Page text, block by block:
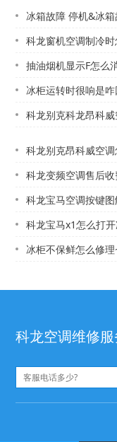
冰箱故障 停机&冰
科龙窗机空调制冷时怎会排出热
抽油烟机显示F怎么消除）抽
冰柜运转时很响是
科龙别克科龙昂科威空调怎么别克车空调
科龙别克昂科威空调怎么出热
科龙变频空调售后收费多少+科
科龙宝马空调按键图解#科龙
科龙宝马x1怎么打开冷风/科龙宝马X1
冰柜不保鲜怎么修
科龙空调维修